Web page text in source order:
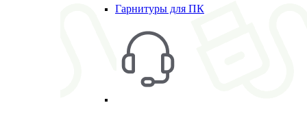
Гарнитуры для ПК